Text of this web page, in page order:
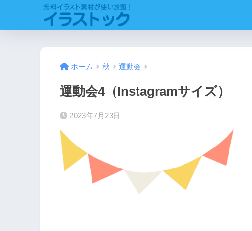
ホーム 秋 運動会
運動会4（Instagramサイズ）
2023年7月23日